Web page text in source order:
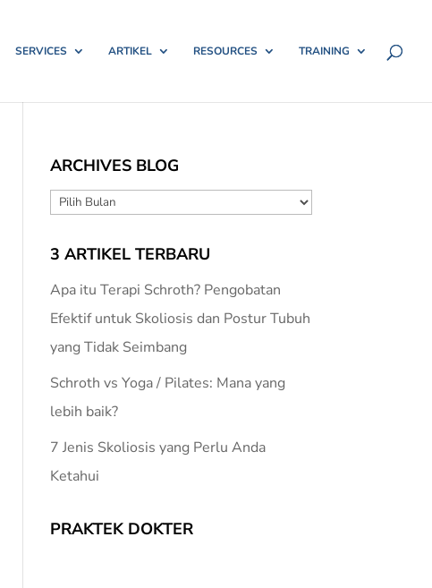
SERVICES ARTIKEL RESOURCES TRAINING
ARCHIVES BLOG
ARCHIVES
3 ARTIKEL TERBARU
Apa itu Terapi Schroth? Pengobatan
Efektif untuk Skoliosis dan Postur Tubuh
yang Tidak Seimbang
Schroth vs Yoga / Pilates: Mana yang
lebih baik?
7 Jenis Skoliosis yang Perlu Anda
Ketahui
PRAKTEK DOKTER